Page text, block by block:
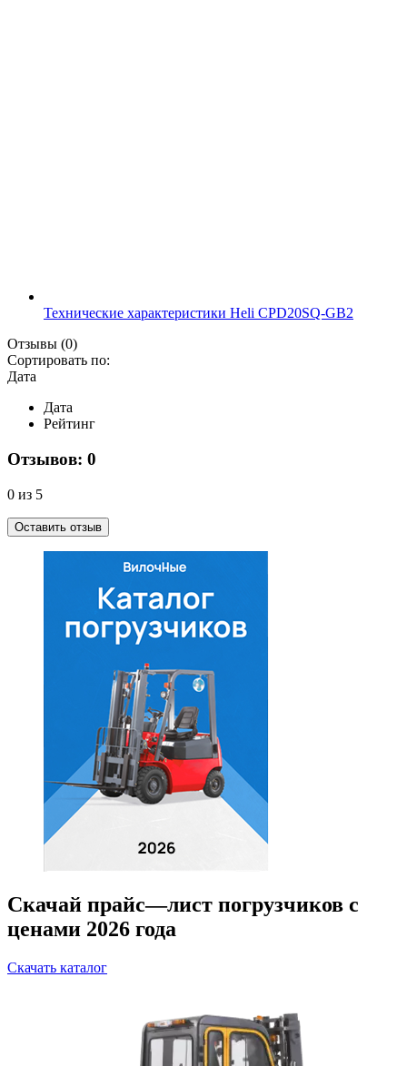
Технические характеристики Heli CPD20SQ-GB2
Отзывы (0)
Сортировать по:
Дата
Дата
Рейтинг
Отзывов: 0
0 из 5
Оставить отзыв
Скачай прайс—лист погрузчиков с
ценами 2026 года
Скачать каталог